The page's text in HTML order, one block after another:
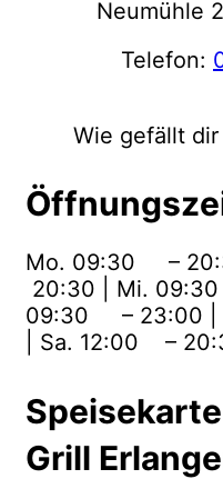
Neumühle
Telefon:
Wie gefällt dir
Mo. 09:30 –
20:30 | Mi.
09:30 – 23:00 |
| Sa. 12:00 –
Grill